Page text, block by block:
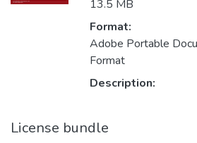
13.5 MB
Format:
Adobe Portable
Format
Description:
License bundle